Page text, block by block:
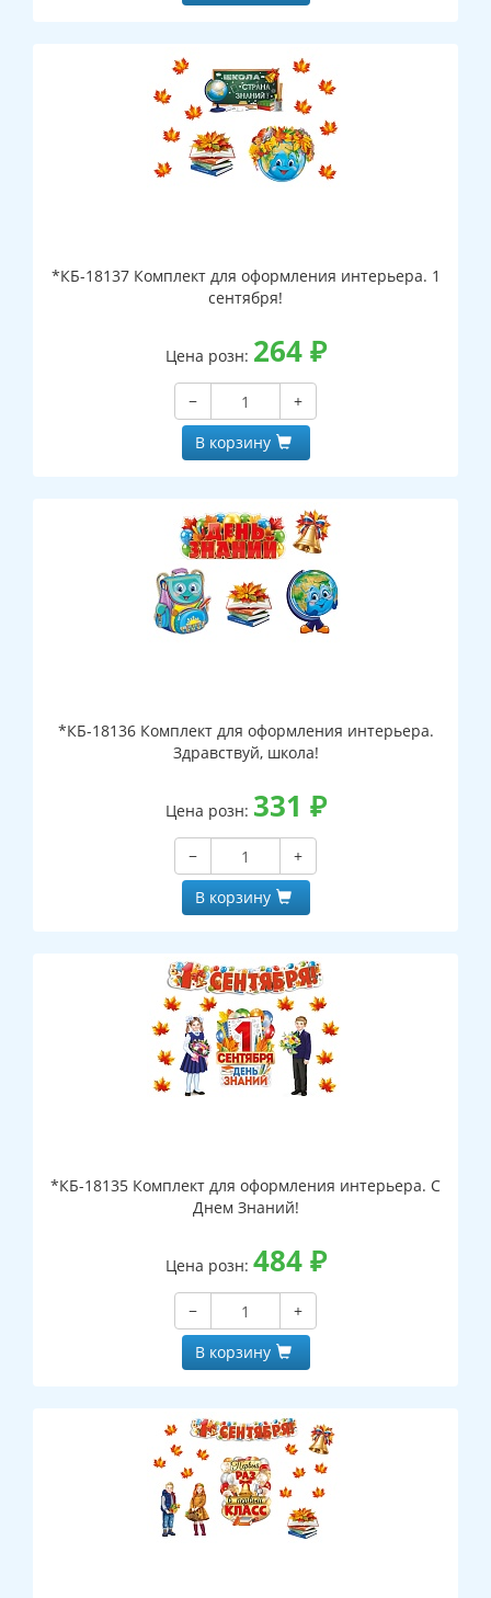
*КБ-18137 Комплект для оформления интерьера. 1
сентября!
Цена розн: 264₽
−
+
В корзину
*КБ-18136 Комплект для оформления интерьера.
Здравствуй, школа!
Цена розн: 331 ₽
−
+
В корзину
*КБ-18135 Комплект для оформления интерьера. С
Днем Знаний!
Цена розн: 484₽
−
+
В корзину